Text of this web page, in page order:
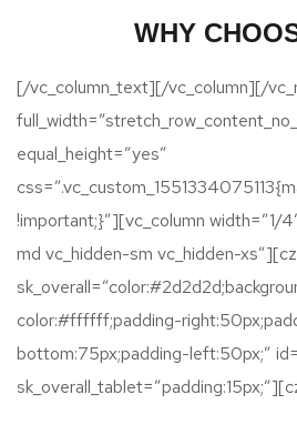
WHY
[/vc_column_text][/vc_column][/
equal_height=”yes”
!important;}”][vc_column width=”1/
md vc_hidden-sm vc_hidden-
color:#ffffff;padding-
bottom:75px;padding-left:50px;”